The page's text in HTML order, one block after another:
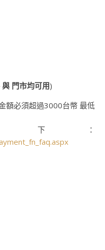
門市均可用)
額必須超過3000台幣 最低
下：